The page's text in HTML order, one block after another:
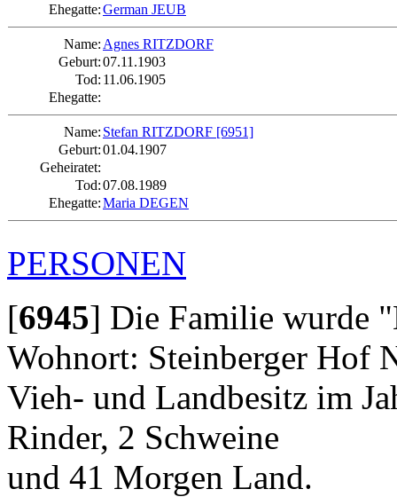
Ehegatte:German JEUB
Name: Agnes RITZDORF
Geburt:07.11.1903
Tod: 11.06.1905
Ehegatte:
Name: Stefan RITZDORF [6951]
Geburt:01.04.1907
Geheiratet:
Tod:07.08.1989
Ehegatte:Maria DEGEN
PERSONEN
[6945] Die Familie wurde
Wohnort: Steinberger Hof
Vieh- und Landbesitz im
Rinder, 2 Schweine
und 41 Morgen Land.